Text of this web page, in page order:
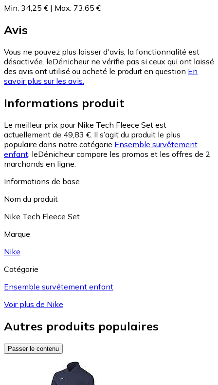
Min: 34,25 € | Max: 73,65 €
Avis
Vous ne pouvez plus laisser d'avis, la fonctionnalité est
désactivée. leDénicheur ne vérifie pas si ceux qui ont laissé
des avis ont utilisé ou acheté le produit en question En
savoir plus sur les avis.
Informations produit
Le meilleur prix pour Nike Tech Fleece Set est
actuellement de 49,83 €. Il s’agit du produit le plus
populaire dans notre catégorie Ensemble survêtement
enfant leDénicheur compare les promos et les offres de 2
marchands en ligne.
Informations de base
Nom du produit
Nike Tech Fleece Set
Marque
Nike
Catégorie
Ensemble survêtement enfant
Voir plus de Nike
Autres produits populaires
Passer le contenu